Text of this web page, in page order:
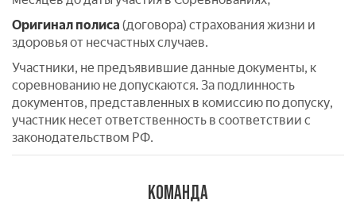
Оригинал полиса (договора) страхования жизни и
здоровья от несчастных случаев.
Участники, не предъявившие данные документы, к
соревнованию не допускаются. За подлинность
документов, представленных в комиссию по допуску,
участник несет ответственность в соответствии с
законодательством РФ.
КОМАНДА